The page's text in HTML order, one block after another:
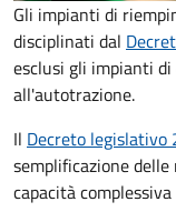
Gli impianti di
disciplinati dal
esclusi gli impianti
all'autotrazione.
Il Decreto
semplificazione
capacità